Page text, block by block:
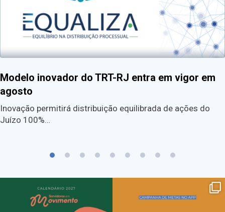
Modelo inovador do TRT-RJ entra em vigor em
agosto
Inovação permitirá distribuição equilibrada de ações do
Juízo 100%…